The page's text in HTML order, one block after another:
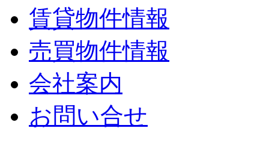
賃貸物件情報
売買物件情報
会社案内
お問い合せ